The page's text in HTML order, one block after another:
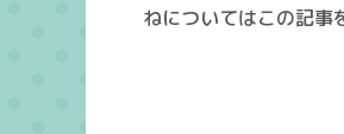
ねについてはこの記事